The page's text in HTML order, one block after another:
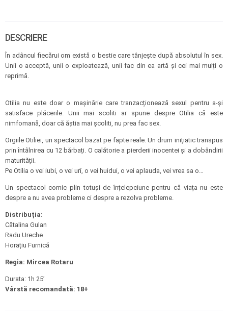
DESCRIERE
În adâncul fiecărui om există o bestie care tânjește după absolutul în sex.
Unii o acceptă, unii o exploatează, unii fac din ea artă și cei mai mulți o
reprimă.
Otilia nu este doar o mașinărie care tranzacționează sexul pentru a-și
satisface plăcerile. Unii mai scoliti ar spune despre Otilia că este
nimfomană, doar că ăștia mai școliti, nu prea fac sex.
Orgiile Otiliei, un spectacol bazat pe fapte reale. Un drum inițiatic transpus
prin întâlnirea cu 12 bărbați. O calătorie a pierderii inocentei și a dobândirii
maturității.
Pe Otilia o vei iubi, o vei urî, o vei huidui, o vei aplauda, vei vrea sa o…
Un spectacol comic plin totuși de înțelepciune pentru că viața nu este
despre a nu avea probleme ci despre a rezolva probleme.
Distribuția:
Cătalina Gulan
Radu Ureche
Horațiu Furnică
Regia: Mircea Rotaru
Durata: 1h 25’
Vârstă recomandată: 18+